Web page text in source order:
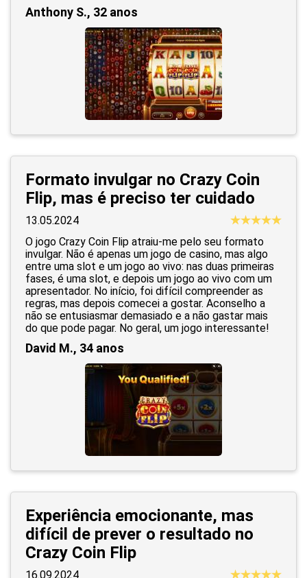
Anthony S., 32 anos
Formato invulgar no Crazy Coin
Flip, mas é preciso ter cuidado
13.05.2024
O jogo Crazy Coin Flip atraiu-me pelo seu formato
invulgar. Não é apenas um jogo de casino, mas algo
entre uma slot e um jogo ao vivo: nas duas primeiras
fases, é uma slot, e depois um jogo ao vivo com um
apresentador. No início, foi difícil compreender as
regras, mas depois comecei a gostar. Aconselho a
não se entusiasmar demasiado e a não gastar mais
do que pode pagar. No geral, um jogo interessante!
David M., 34 anos
Experiência emocionante, mas
difícil de prever o resultado no
Crazy Coin Flip
16.09.2024